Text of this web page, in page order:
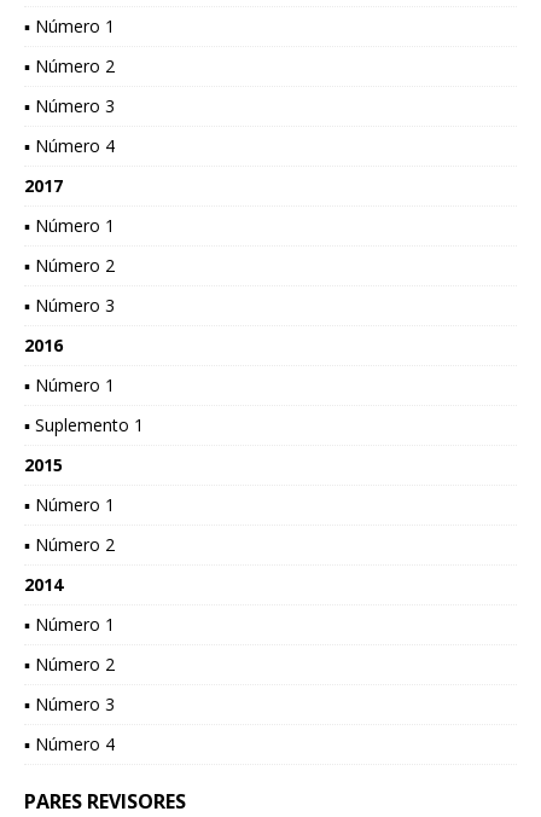
▪ Número 1
▪ Número 2
▪ Número 3
▪ Número 4
2017
▪ Número 1
▪ Número 2
▪ Número 3
2016
▪ Número 1
▪ Suplemento 1
2015
▪ Número 1
▪ Número 2
2014
▪ Número 1
▪ Número 2
▪ Número 3
▪ Número 4
PARES REVISORES